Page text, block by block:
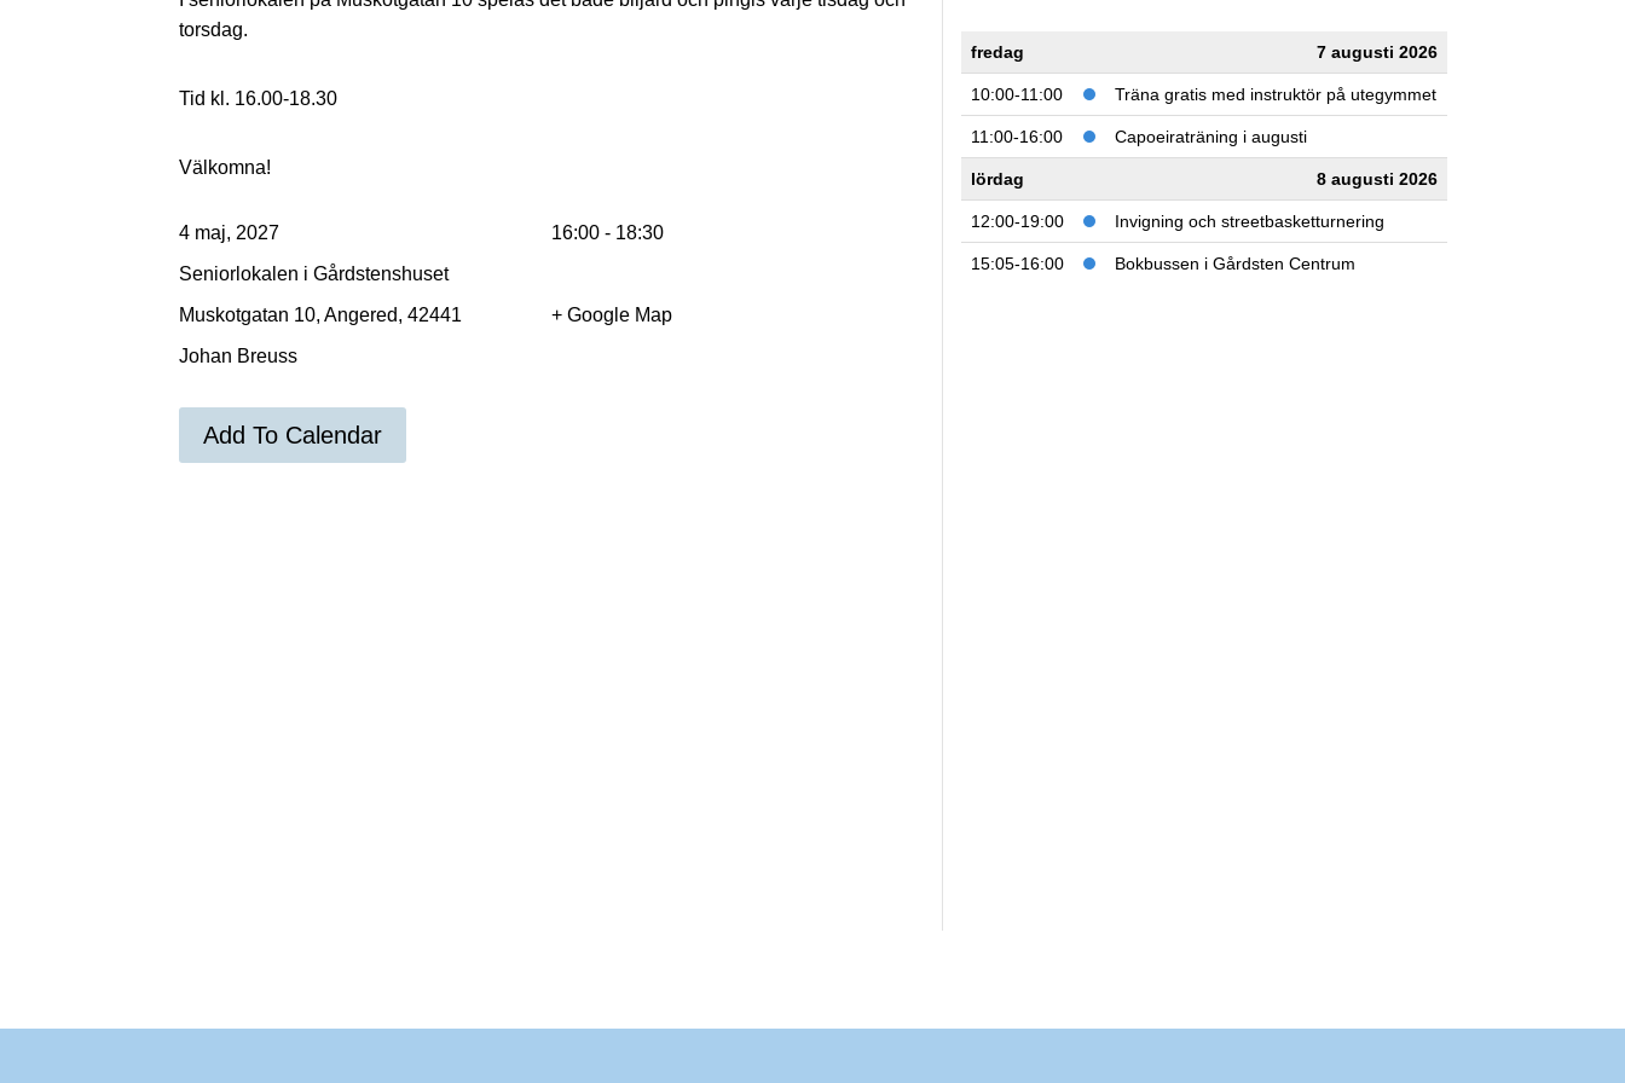
torsdag.
Tid kl. 16.00-18.30
Välkomna!
4 maj, 2027
16:00 - 18:30
Seniorlokalen i Gårdstenshuset
Muskotgatan 10, Angered, 42441
+ Google Map
Johan Breuss
Add To Calendar
fredag 7 augusti 2026
10:00-11:00 Träna gratis med instruktör på utegymmet
11:00-16:00 Capoeiraträning i augusti
lördag 8 augusti 2026
12:00-19:00 Invigning och streetbasketturnering
15:05-16:00 Bokbussen i Gårdsten Centrum